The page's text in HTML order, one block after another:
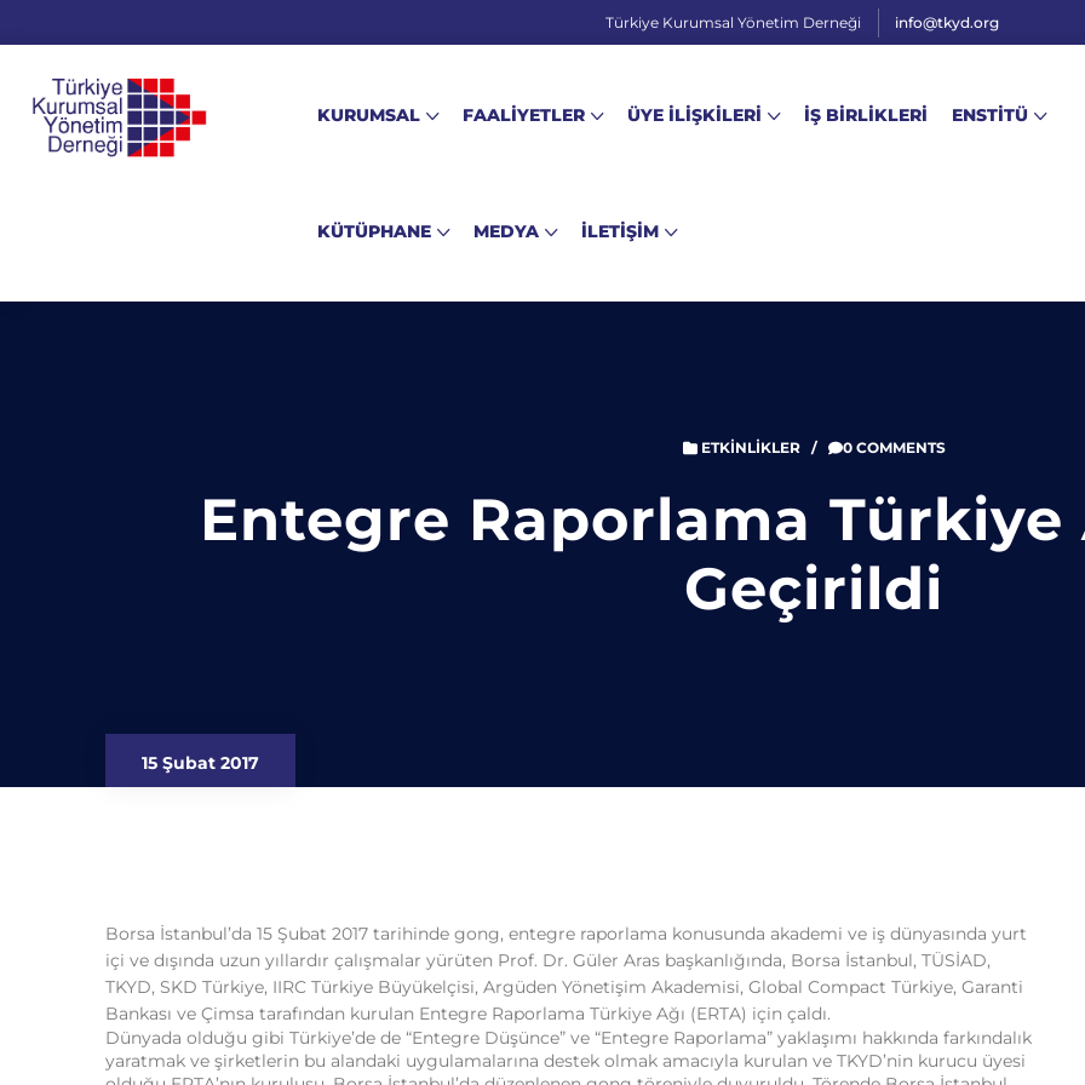
Türkiye Kurumsal Yönetim Derneği info@tkyd.org
KURUMSAL FAALİYETLER ÜYE İLİŞKİLERİ İŞ BİRLİKLERİ ENSTİTÜ
KÜTÜPHANE MEDYA İLETİŞİM
ETKINLIKLER/ 0 COMMENTS
Entegre Raporlama Türkiye
Geçirildi
15 Şubat 2017
Borsa İstanbul’da 15 Şubat 2017 tarihinde gong, entegre raporlama konusunda akademi ve iş dünyasında yurt
içi ve dışında uzun yıllardır çalışmalar yürüten Prof. Dr. Güler Aras başkanlığında, Borsa İstanbul, TÜSİAD,
TKYD, SKD Türkiye, IIRC Türkiye Büyükelçisi, Argüden Yönetişim Akademisi, Global Compact Türkiye, Garanti
Bankası ve Çimsa tarafından kurulan Entegre Raporlama Türkiye Ağı (ERTA) için çaldı.
Dünyada olduğu gibi Türkiye’de de “Entegre Düşünce” ve “Entegre Raporlama” yaklaşımı hakkında farkındalık
yaratmak ve şirketlerin bu alandaki uygulamalarına destek olmak amacıyla kurulan ve TKYD’nin kurucu üyesi